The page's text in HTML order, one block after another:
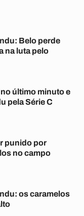
Belo perde
na luta pelo
último minuto e
pela Série C
punido por
no campo
os caramelos